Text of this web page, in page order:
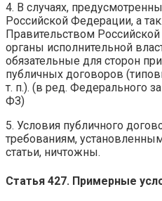
4. В случаях,
Российской Федерации, а
Правительством
органы исполнительной
обязательные для сторон
публичных договоров
т. п.). (в ред. Федерального
ФЗ)
5. Условия публичного
требованиям,
статьи, ничтожны.
Статья 427. Примерные